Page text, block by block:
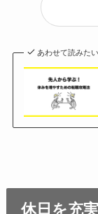
あわせて読みたい
休日を充